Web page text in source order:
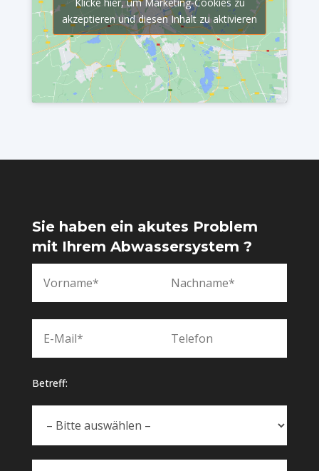
akzeptieren und diesen Inhalt zu aktivieren
Sie haben ein akutes Problem
mit Ihrem Abwassersystem ?
Betreff: